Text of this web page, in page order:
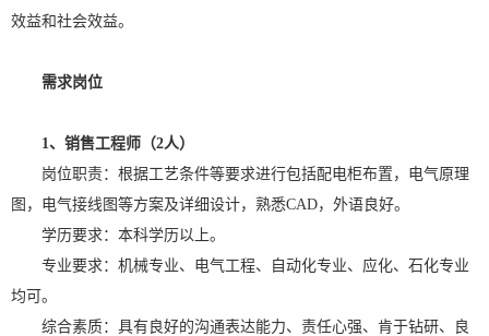
效益和社会效益。
需求岗位
1 、销售工程师（2人）
岗位职责：根据工艺条件等要求进行包括配电柜布置，电气原理
图，电气接线图等方案及详细设计，熟悉CAD，外语良好。
学历要求：本科学历以上。
专业要求：机械专业、电气工程、自动化专业、应化、石化专业
均可。
综合素质：具有良好的沟通表达能力、责任心强、肯于钻研、良